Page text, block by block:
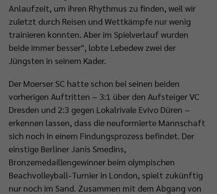
Anlaufzeit, um ihren Rhythmus zu finden, weil wir
zuletzt durch Reisen und Wettkämpfe nur wenig
trainieren konnten. Aber im Spielverlauf wurden
beide immer besser", lobte Lebedew zwei der
Jüngsten in seinem Kader.
Der Moerser SC hatte schon bei seinen beiden
vorherigen Auftritten – 3:1 über den Aufsteiger VC
Dresden und 2:3 gegen Lokalrivale Evivo Düren –
erkennen lassen, dass die neuformierte Mannschaft
sich noch in einem Findungsprozess befindet. Der
einstige Berliner Janis Smedins,
Bronzemedaillengewinner beim olympischen
Beachvolleyball-Turnier in London, spielt zukünftig
nur noch im Sand. Zusammen mit dem Abgang von